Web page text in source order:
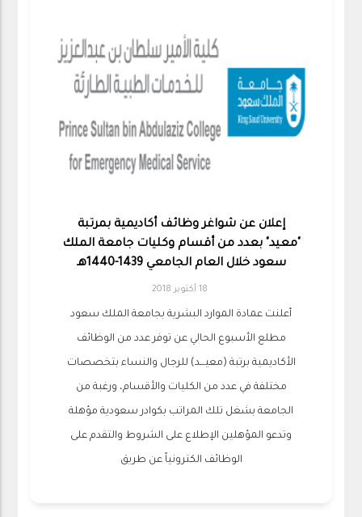
إعلان عن شواغر وظائف أكاديمية بمرتبة
"معيد" بعدد من أقسام وكليات جامعة الملك
سعود خلال العام الجامعي 1439-1440هـ
18 أكتوبر 2018
أعلنت عمادة الموارد البشرية بجامعة الملك سعود
مطلع الأسبوع الحالي عن توفر عدد من الوظائف
الأكاديمية برتبة (معيـــد) للرجال والنساء بتخصصات
مختلفة في عدد من الكليات والأقسام، ورغبة من
الجامعة بشغل تلك المراتب بكوادر سعودية مؤهلة
وتدعو المؤهلين الإطلاع على الشروط والتقدم على
الوظائف الكترونياً عن طريق